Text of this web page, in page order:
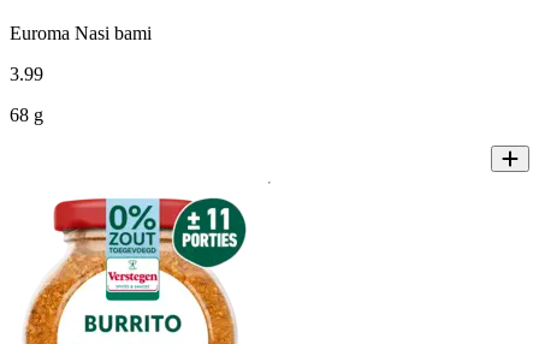
Euroma Nasi bami
3.99
68 g